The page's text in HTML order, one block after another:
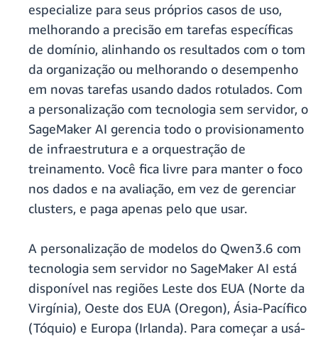
especialize para seus próprios casos de uso,
melhorando a precisão em tarefas específicas
de domínio, alinhando os resultados com o tom
da organização ou melhorando o desempenho
em novas tarefas usando dados rotulados. Com
a personalização com tecnologia sem servidor, o
SageMaker AI gerencia todo o provisionamento
de infraestrutura e a orquestração de
treinamento. Você fica livre para manter o foco
nos dados e na avaliação, em vez de gerenciar
clusters, e paga apenas pelo que usar.
A personalização de modelos do Qwen3.6 com
tecnologia sem servidor no SageMaker AI está
disponível nas regiões Leste dos EUA (Norte da
Virgínia), Oeste dos EUA (Oregon), Ásia-Pacífico
(Tóquio) e Europa (Irlanda). Para começar a usá-